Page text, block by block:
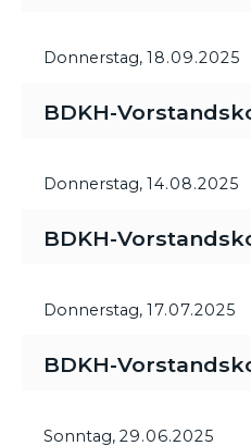
Donnerstag, 18.09.2025
BDKH-
Donnerstag, 14.08.2025
BDKH-
Donnerstag, 17.07.2025
BDKH-
Sonntag, 29.06.2025